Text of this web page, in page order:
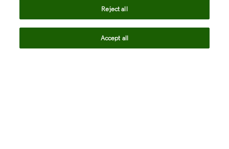
Reject all
Accept all